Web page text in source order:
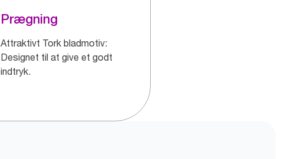
Prægning
Attraktivt Tork bladmotiv:
Designet til at give et godt
indtryk.